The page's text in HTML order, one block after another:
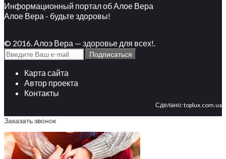
Информационный портал об Алое Вера
Алое Вера - будьте здоровы!
© 2016. Алоэ Вера — здоровье для всех!.
Карта сайта
Автор проекта
Контакты
Сделано:toplux.com.ua
Заказать звонок